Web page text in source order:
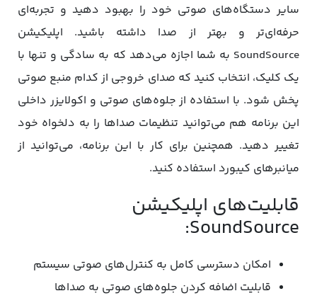
سایر دستگاه‌های صوتی خود را بهبود دهید و تجربه‌ای
حرفه‌ای‌تر و بهتر از صدا داشته باشید. اپلیکیشن
SoundSource به شما اجازه می‌دهد که به سادگی و تنها با
یک کلیک، انتخاب کنید که صدای خروجی از کدام منبع صوتی
پخش شود. با استفاده از جلوه‌های صوتی و اکولایزر داخلی
این برنامه هم می‌توانید تنظیمات صداها را به دلخواه خود
تغییر دهید. همچنین برای کار با این برنامه، می‌توانید از
میانبرهای کیبورد استفاده کنید.
قابلیت‌های اپلیکیشن
SoundSource:
امکان دسترسی کامل به کنترل‌های صوتی سیستم
قابلیت اضافه کردن جلوه‌های صوتی به صداها